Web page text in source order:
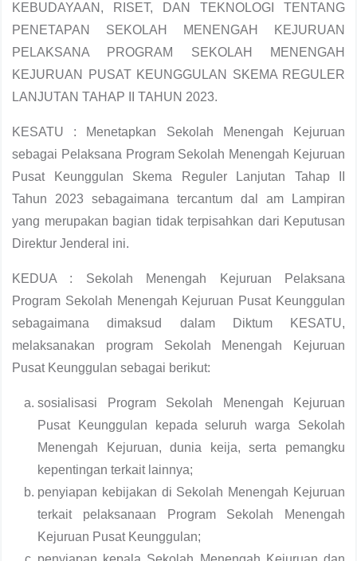
KEBUDAYAAN, RISET, DAN TEKNOLOGI TENTANG
PENETAPAN SEKOLAH MENENGAH KEJURUAN
PELAKSANA PROGRAM SEKOLAH MENENGAH
KEJURUAN PUSAT KEUNGGULAN SKEMA REGULER
LANJUTAN TAHAP II TAHUN 2023.
KESATU : Menetapkan Sekolah Menengah Kejuruan
sebagai Pelaksana Program Sekolah Menengah Kejuruan
Pusat Keunggulan Skema Reguler Lanjutan Tahap II
Tahun 2023 sebagaimana tercantum dal am Lampiran
yang merupakan bagian tidak terpisahkan dari Keputusan
Direktur Jenderal ini.
KEDUA : Sekolah Menengah Kejuruan Pelaksana
Program Sekolah Menengah Kejuruan Pusat Keunggulan
sebagaimana dimaksud dalam Diktum KESATU,
melaksanakan program Sekolah Menengah Kejuruan
Pusat Keunggulan sebagai berikut:
sosialisasi Program Sekolah Menengah Kejuruan
Pusat Keunggulan kepada seluruh warga Sekolah
Menengah Kejuruan, dunia keija, serta pemangku
kepentingan terkait lainnya;
penyiapan kebijakan di Sekolah Menengah Kejuruan
terkait pelaksanaan Program Sekolah Menengah
Kejuruan Pusat Keunggulan;